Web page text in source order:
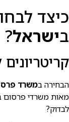
כיצד
בישראל?
הבחירה במשרד
מאות משרדי פרסום
לבדוק?